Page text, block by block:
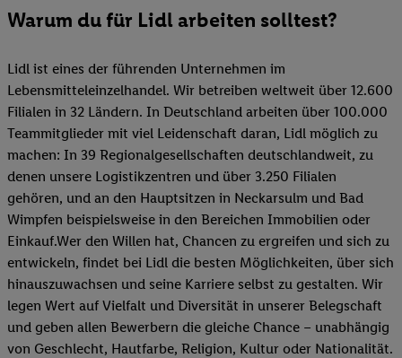
Warum du für Lidl arbeiten solltest?
Lidl ist eines der führenden Unternehmen im
Lebensmitteleinzelhandel. Wir betreiben weltweit über 12.600
Filialen in 32 Ländern. In Deutschland arbeiten über 100.000
Teammitglieder mit viel Leidenschaft daran, Lidl möglich zu
machen: In 39 Regionalgesellschaften deutschlandweit, zu
denen unsere Logistikzentren und über 3.250 Filialen
gehören, und an den Hauptsitzen in Neckarsulm und Bad
Wimpfen beispielsweise in den Bereichen Immobilien oder
Einkauf.Wer den Willen hat, Chancen zu ergreifen und sich zu
entwickeln, findet bei Lidl die besten Möglichkeiten, über sich
hinauszuwachsen und seine Karriere selbst zu gestalten. Wir
legen Wert auf Vielfalt und Diversität in unserer Belegschaft
und geben allen Bewerbern die gleiche Chance – unabhängig
von Geschlecht, Hautfarbe, Religion, Kultur oder Nationalität.